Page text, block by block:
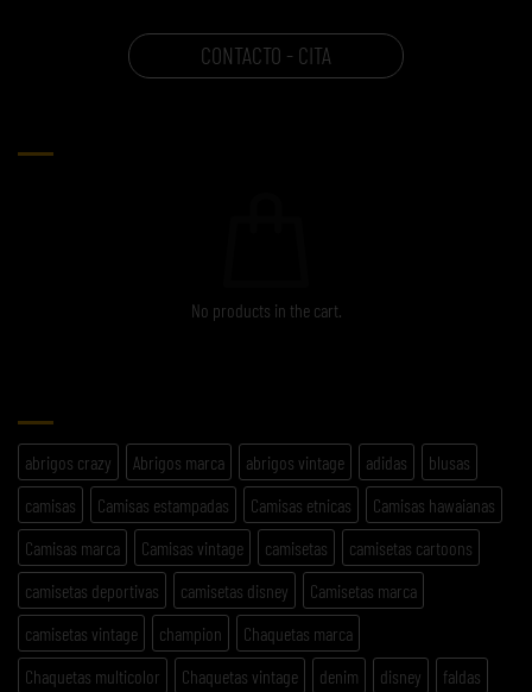
CONTACTO - CITA
No products in the cart.
abrigos crazy Abrigos marca abrigos vintage adidas
blusas
camisas
Camisas estampadas Camisas etnicas
Camisas hawaianas
Camisas marca
Camisas vintage camisetas
camisetas cartoons
camisetas deportivas
camisetas disney
Camisetas marca
camisetas vintage
champion
Chaquetas marca
Chaquetas multicolor
Chaquetas vintage denim disney
faldas